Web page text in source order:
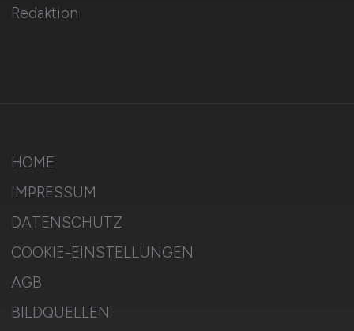
Redaktion
HOME
IMPRESSUM
DATENSCHUTZ
COOKIE-EINSTELLUNGEN
AGB
BILDQUELLEN